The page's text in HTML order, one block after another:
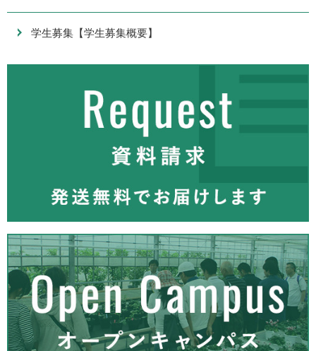
学生募集【学生募集概要】